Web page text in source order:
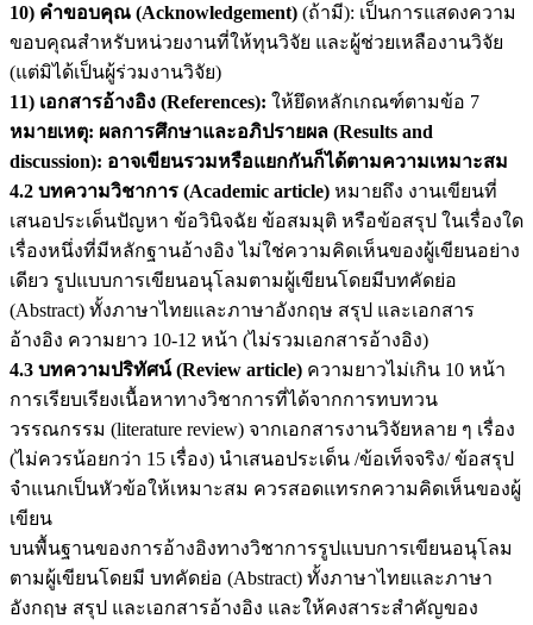
10) คำขอบคุณ (Acknowledgement) (ถ้ามี): เป็นการแสดงความ
ขอบคุณสำหรับหน่วยงานที่ให้ทุนวิจัย และผู้ช่วยเหลืองานวิจัย
(แต่มิได้เป็นผู้ร่วมงานวิจัย)
11) เอกสารอ้างอิง (References): ให้ยึดหลักเกณฑ์ตามข้อ 7
หมายเหตุ: ผลการศึกษาและอภิปรายผล (Results and
discussion): อาจเขียนรวมหรือแยกกันก็ได้ตามความเหมาะสม
4.2 บทความวิชาการ (Academic article) หมายถึง งานเขียนที่
เสนอประเด็นปัญหา ข้อวินิจฉัย ข้อสมมุติ หรือข้อสรุป ในเรื่องใด
เรื่องหนึ่งที่มีหลักฐานอ้างอิง ไม่ใช่ความคิดเห็นของผู้เขียนอย่าง
เดียว รูปแบบการเขียนอนุโลมตามผู้เขียนโดยมีบทคัดย่อ
(Abstract) ทั้งภาษาไทยและภาษาอังกฤษ สรุป และเอกสาร
อ้างอิง ความยาว 10-12 หน้า (ไม่รวมเอกสารอ้างอิง)
4.3 บทความปริทัศน์ (Review article) ความยาวไม่เกิน 10 หน้า
การเรียบเรียงเนื้อหาทางวิชาการที่ได้จากการทบทวน
วรรณกรรม (literature review) จากเอกสารงานวิจัยหลาย ๆ เรื่อง
(ไม่ควรน้อยกว่า 15 เรื่อง) นำเสนอประเด็น /ข้อเท็จจริง/ ข้อสรุป
จำแนกเป็นหัวข้อให้เหมาะสม ควรสอดแทรกความคิดเห็นของผู้
เขียน
บนพื้นฐานของการอ้างอิงทางวิชาการรูปแบบการเขียนอนุโลม
ตามผู้เขียนโดยมี บทคัดย่อ (Abstract) ทั้งภาษาไทยและภาษา
อังกฤษ สรุป และเอกสารอ้างอิง และให้คงสาระสำคัญของ